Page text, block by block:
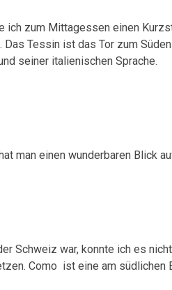
ich zum Mittagessen einen
Tessin ist das Tor zum
seiner italienischen Sprache.
man einen wunderbaren Blick
Schweiz war, konnte ich es
Como ist eine am südlichen